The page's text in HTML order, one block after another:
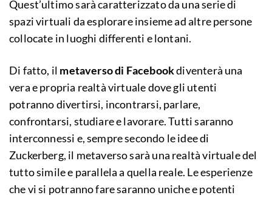
Quest’ultimo sarà caratterizzato da una serie di
spazi virtuali da esplorare insieme ad altre persone
collocate in luoghi differenti e lontani.
Di fatto, il metaverso di Facebookdiventerà una
vera e propria realtà virtuale dove gli utenti
potranno divertirsi, incontrarsi, parlare,
confrontarsi, studiare e lavorare. Tutti saranno
interconnessi e, sempre secondo le idee di
Zuckerberg, il metaverso sarà una realtà virtuale del
tutto simile e parallela a quella reale. Le esperienze
che vi si potranno fare saranno uniche e potenti